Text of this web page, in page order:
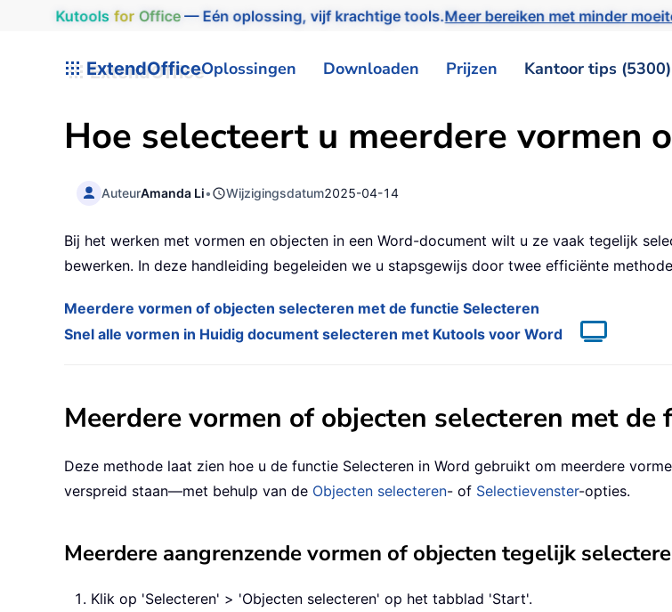
Kutools for Office— Eén oplossing, vijf krachtige tools.Meer bereiken met minder
ExtendOfficeOplossingen Downloaden Prijzen Kantoor tips (5300)
Hoe selecteert u meerdere vormen
AuteurAmanda Li• Wijzigingsdatum2025-04-14
Bij het werken met vormen en objecten in een Word-document wilt u ze vaak tegelijk
bewerken. In deze handleiding begeleiden we u stapsgewijs door twee efficiënte
Meerdere vormen of objecten selecteren met de functie Selecteren
Snel alle vormen in Huidig document selecteren met Kutools voor Word
Meerdere vormen of objecten selecteren met de
Deze methode laat zien hoe u de functie Selecteren in Word gebruikt om meerdere
verspreid staan—met behulp van de Objecten selecteren- of Selectievenster-opties.
Meerdere aangrenzende vormen of objecten tegelijk
Klik op 'Selecteren' > 'Objecten selecteren' op het tabblad 'Start'.